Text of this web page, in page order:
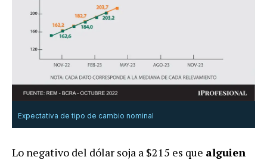
Expectativa de tipo de cambio nominal
Lo negativo del dólar soja a $215 es que alguien